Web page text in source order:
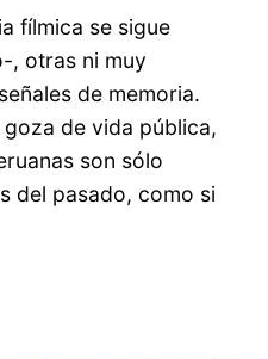
fílmica se sigue
, otras ni muy
de memoria.
goza de vida pública,
son sólo
del pasado, como si